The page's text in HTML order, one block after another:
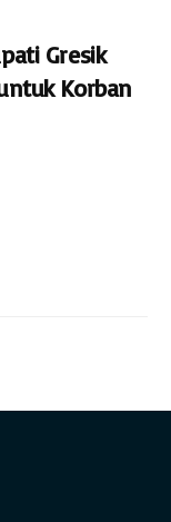
Gresik
Korban